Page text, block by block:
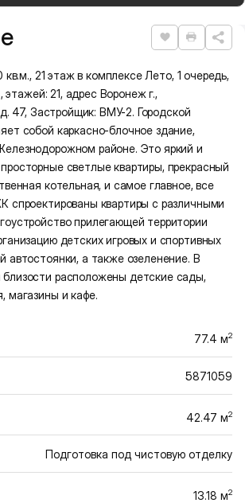
Нравится
кв.м., 21 этаж в комплексе Лето, 1 очередь,
этажей: 21, адрес Воронеж г.,
д. 47, Застройщик: ВМУ-2. Городской
собой каркасно-блочное здание,
районе. Это яркий и
светлые квартиры, прекрасный
котельная, и самое главное, все
спроектированы квартиры с различными
прилегающей территории
детских игровых и спортивных
автостоянки, а также озеленение. В
близости расположены детские сады,
магазины и кафе.
77.4 м2
5871059
42.47 м2
Подготовка под чистовую отделку
13.18 м2